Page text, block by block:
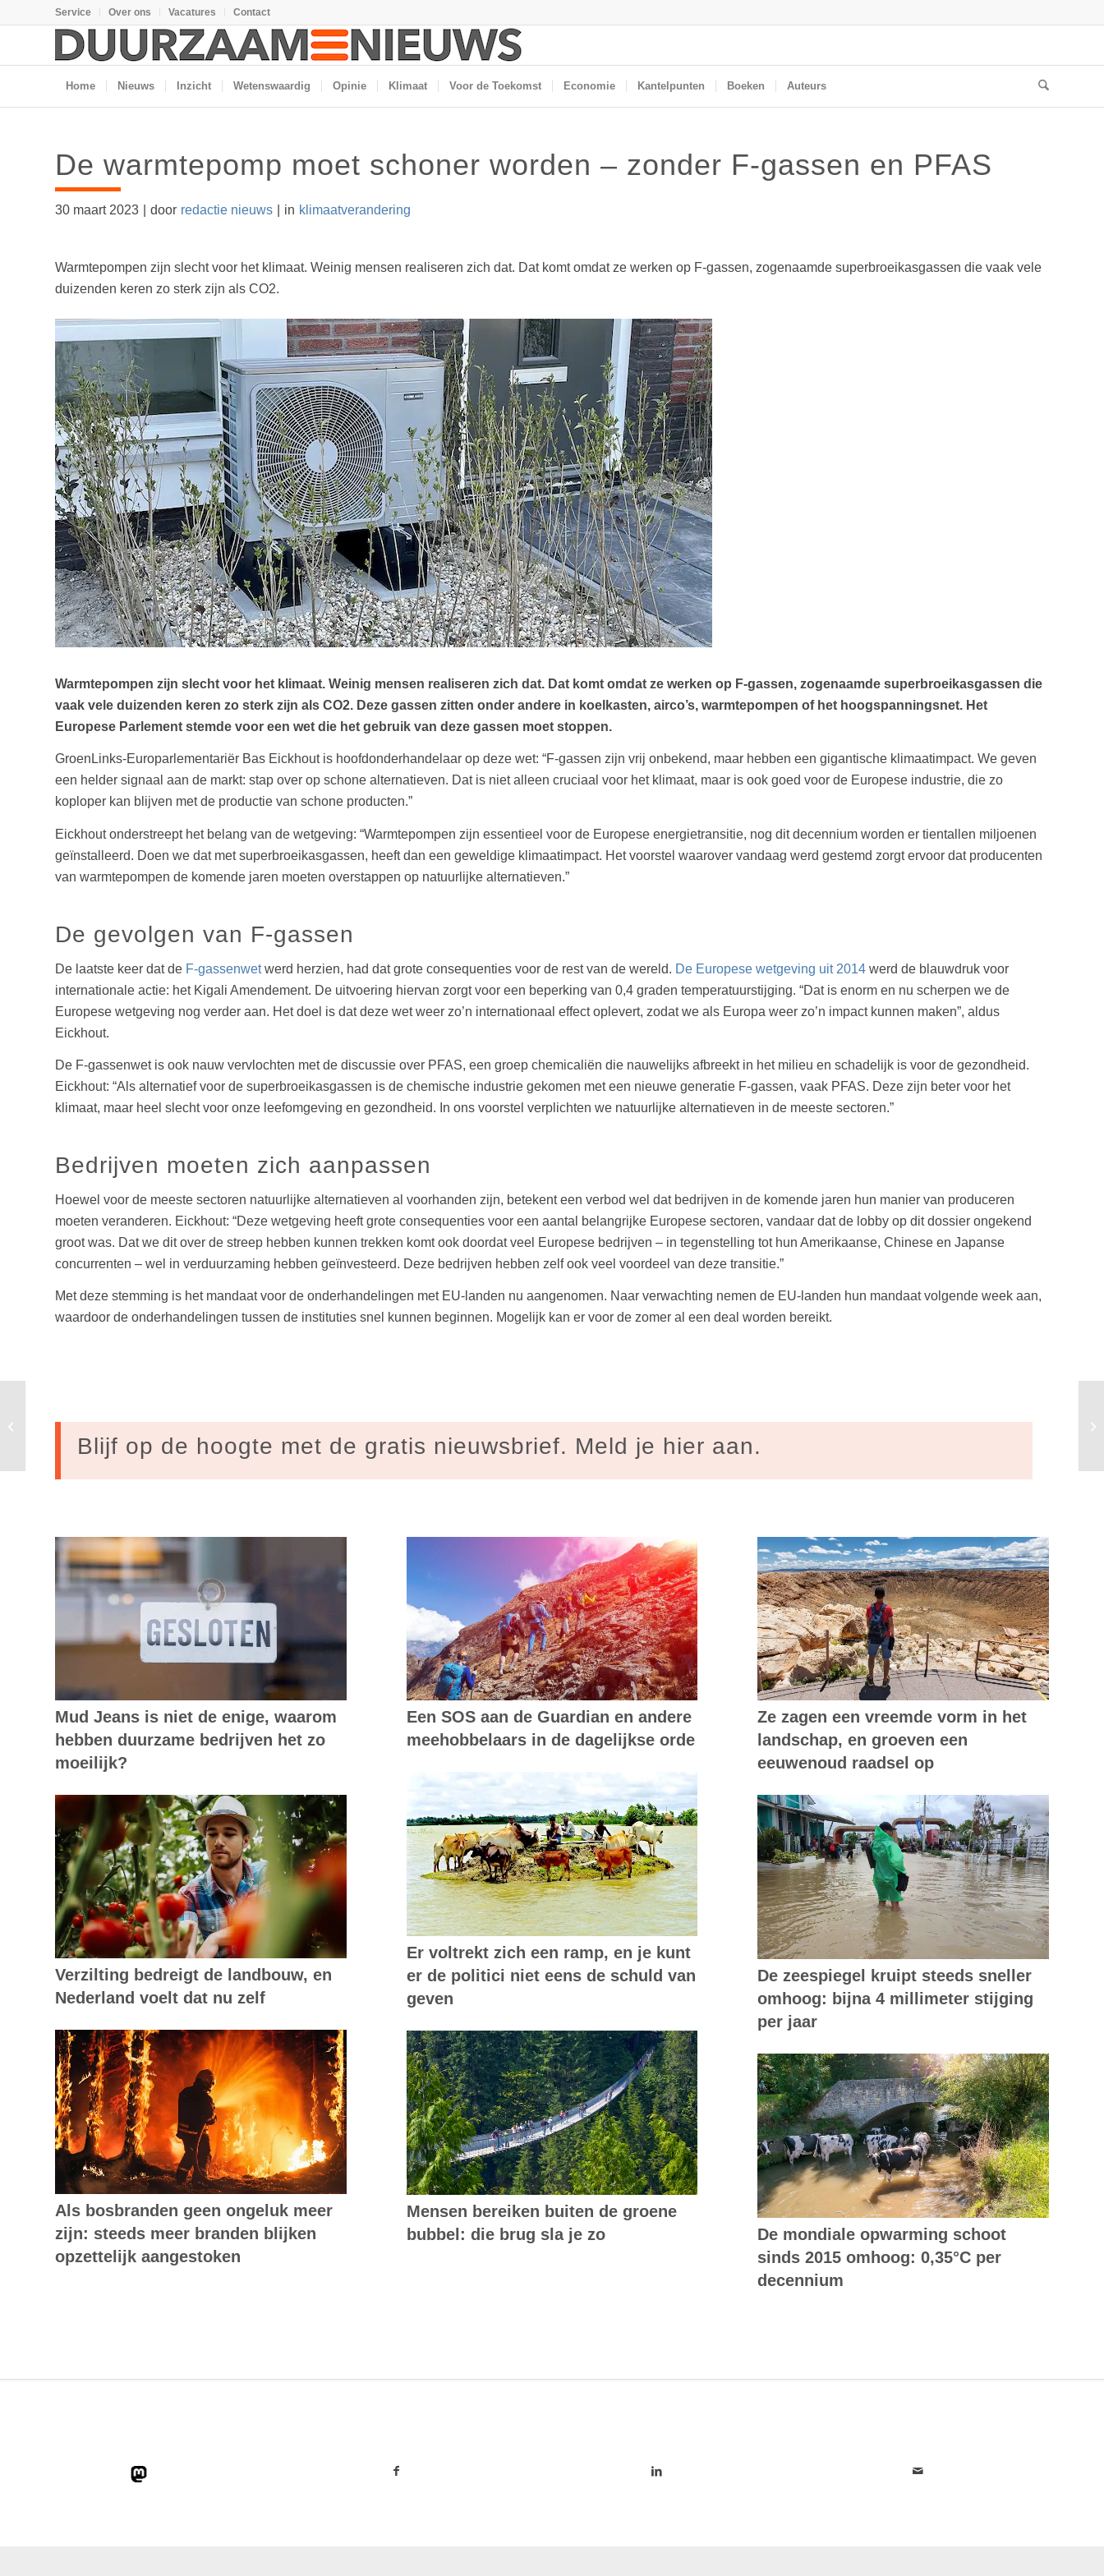
Service Over ons Vacatures Contact
Home Nieuws Inzicht Wetenswaardig Opinie Klimaat Voor de Toekomst Economie Kantelpunten Boeken Auteurs
De warmtepomp moet schoner worden – zonder F-gassen en PFAS
30 maart 2023 door redactie nieuws in klimaatverandering
Warmtepompen zijn slecht voor het klimaat. Weinig mensen realiseren zich dat. Dat komt omdat ze werken op F-gassen, zogenaamde superbroeikasgassen die vaak vele
duizenden keren zo sterk zijn als CO2.
Warmtepompen zijn slecht voor het klimaat. Weinig mensen realiseren zich dat. Dat komt omdat ze werken op F-gassen, zogenaamde superbroeikasgassen die
vaak vele duizenden keren zo sterk zijn als CO2. Deze gassen zitten onder andere in koelkasten, airco’s, warmtepompen of het hoogspanningsnet. Het
Europese Parlement stemde voor een wet die het gebruik van deze gassen moet stoppen.
GroenLinks-Europarlementariër Bas Eickhout is hoofdonderhandelaar op deze wet: “F-gassen zijn vrij onbekend, maar hebben een gigantische klimaatimpact. We geven
een helder signaal aan de markt: stap over op schone alternatieven. Dat is niet alleen cruciaal voor het klimaat, maar is ook goed voor de Europese industrie, die zo
koploper kan blijven met de productie van schone producten.”
Eickhout onderstreept het belang van de wetgeving: “Warmtepompen zijn essentieel voor de Europese energietransitie, nog dit decennium worden er tientallen miljoenen
geïnstalleerd. Doen we dat met superbroeikasgassen, heeft dan een geweldige klimaatimpact. Het voorstel waarover vandaag werd gestemd zorgt ervoor dat producenten
van warmtepompen de komende jaren moeten overstappen op natuurlijke alternatieven.”
De gevolgen van F-gassen
De laatste keer dat de F-gassenwetwerd herzien, had dat grote consequenties voor de rest van de wereld. De Europese wetgeving uit 2014 werd de blauwdruk voor
internationale actie: het Kigali Amendement. De uitvoering hiervan zorgt voor een beperking van 0,4 graden temperatuurstijging. “Dat is enorm en nu scherpen we de
Europese wetgeving nog verder aan. Het doel is dat deze wet weer zo’n internationaal effect oplevert, zodat we als Europa weer zo’n impact kunnen maken”, aldus
Eickhout.
De F-gassenwet is ook nauw vervlochten met de discussie over PFAS, een groep chemicaliën die nauwelijks afbreekt in het milieu en schadelijk is voor de gezondheid.
Eickhout: “Als alternatief voor de superbroeikasgassen is de chemische industrie gekomen met een nieuwe generatie F-gassen, vaak PFAS. Deze zijn beter voor het
klimaat, maar heel slecht voor onze leefomgeving en gezondheid. In ons voorstel verplichten we natuurlijke alternatieven in de meeste sectoren.”
Bedrijven moeten zich aanpassen
Hoewel voor de meeste sectoren natuurlijke alternatieven al voorhanden zijn, betekent een verbod wel dat bedrijven in de komende jaren hun manier van produceren
moeten veranderen. Eickhout: “Deze wetgeving heeft grote consequenties voor een aantal belangrijke Europese sectoren, vandaar dat de lobby op dit dossier ongekend
groot was. Dat we dit over de streep hebben kunnen trekken komt ook doordat veel Europese bedrijven – in tegenstelling tot hun Amerikaanse, Chinese en Japanse
concurrenten – wel in verduurzaming hebben geïnvesteerd. Deze bedrijven hebben zelf ook veel voordeel van deze transitie.”
Met deze stemming is het mandaat voor de onderhandelingen met EU-landen nu aangenomen. Naar verwachting nemen de EU-landen hun mandaat volgende week aan,
waardoor de onderhandelingen tussen de instituties snel kunnen beginnen. Mogelijk kan er voor de zomer al een deal worden bereikt.
Blijf op de hoogte met de gratis nieuwsbrief. Meld je hier aan.
Mud Jeans is niet de enige, waarom
hebben duurzame bedrijven het zo
moeilijk?
Verzilting bedreigt de landbouw, en
Nederland voelt dat nu zelf
Als bosbranden geen ongeluk meer
zijn: steeds meer branden blijken
opzettelijk aangestoken
Een SOS aan de Guardian en andere
meehobbelaars in de dagelijkse orde
Er voltrekt zich een ramp, en je kunt
er de politici niet eens de schuld van
geven
Mensen bereiken buiten de groene
bubbel: die brug sla je zo
Ze zagen een vreemde vorm in het
landschap, en groeven een
eeuwenoud raadsel op
De zeespiegel kruipt steeds sneller
omhoog: bijna 4 millimeter stijging
per jaar
De mondiale opwarming schoot
sinds 2015 omhoog: 0,35°C per
decennium
en directeuren